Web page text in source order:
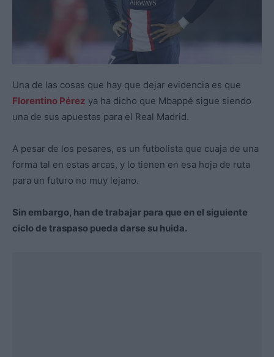
Una de las cosas que hay que dejar evidencia es que
Florentino Pérez ya ha dicho que Mbappé sigue siendo
una de sus apuestas para el Real Madrid.
A pesar de los pesares, es un futbolista que cuaja de una
forma tal en estas arcas, y lo tienen en esa hoja de ruta
para un futuro no muy lejano.
Sin embargo, han de trabajar para que en el siguiente
ciclo de traspaso pueda darse su huida.